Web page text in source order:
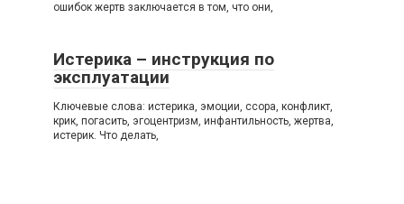
ошибок жертв заключается в том, что они,
Истерика – инструкция по
эксплуатации
Ключевые слова: истерика, эмоции, ссора, конфликт,
крик, погасить, эгоцентризм, инфантильность, жертва,
истерик. Что делать,